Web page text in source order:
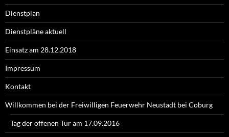
Dienstplan
Dienstpläne aktuell
Einsatz am 28.12.2018
Impressum
Kontakt
Willkommen bei der Freiwilligen Feuerwehr Neustadt bei Coburg
Tag der offenen Tür am 17.09.2016